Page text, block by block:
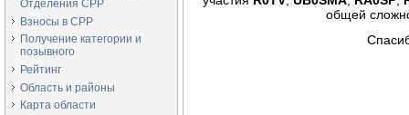
Отделения СРР
Взносы в СРР
Получение категории и
позывного
Рейтинг
Область и районы
Карта области
общей